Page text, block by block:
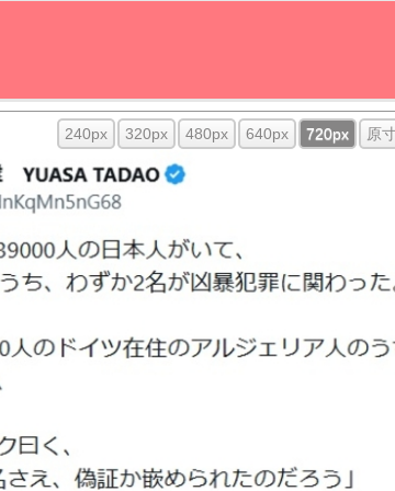
240px 320px 480px 640px 720px 原